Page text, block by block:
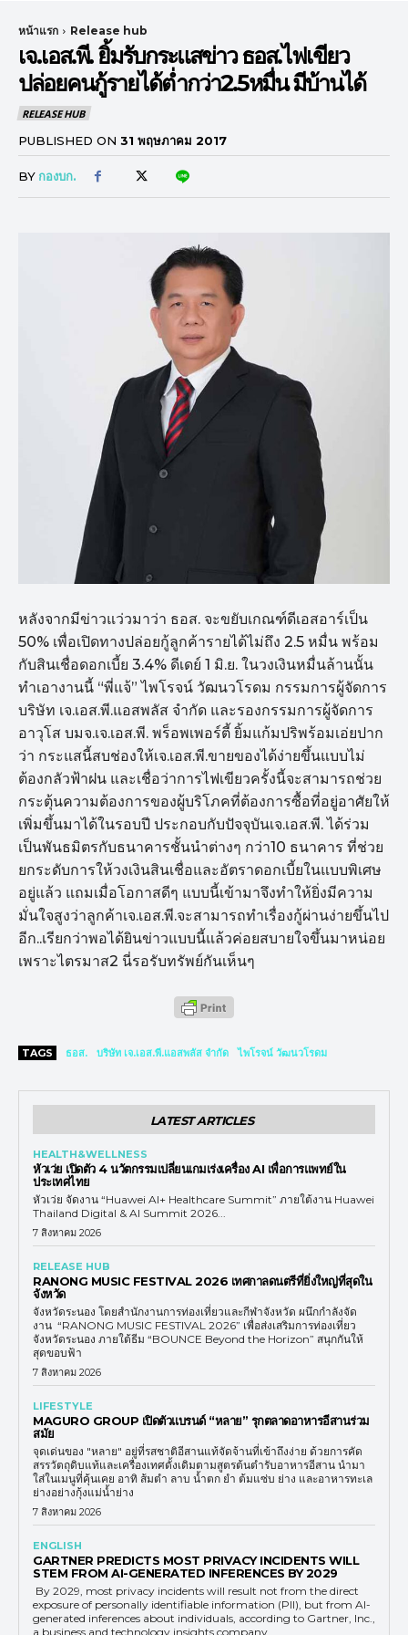
หน้าแรก Release hub
เจ.เอส.พี. ยิ้มรับกระแสข่าว ธอส.ไฟเขียว
ปล่อยคนกู้รายได้ต่ำกว่า2.5หมื่น มีบ้านได้
RELEASE HUB
PUBLISHED ON 31 พฤษภาคม 2017
BY กองบก.
หลังจากมีข่าวแว่วมาว่า ธอส. จะขยับเกณฑ์ดีเอสอาร์เป็น
50% เพื่อเปิดทางปล่อยกู้ลูกค้ารายได้ไม่ถึง 2.5 หมื่น พร้อม
กับสินเชื่อดอกเบี้ย 3.4% ดีเดย์ 1 มิ.ย. ในวงเงินหมื่นล้านนั้น
ทำเอางานนี้ “พี่แจ้” ไพโรจน์ วัฒนวโรดม กรรมการผู้จัดการ
บริษัท เจ.เอส.พี.แอสพลัส จำกัด และรองกรรมการผู้จัดการ
อาวุโส บมจ.เจ.เอส.พี. พร็อพเพอร์ตี้ ยิ้มแก้มปริพร้อมเอ่ยปาก
ว่า กระแสนี้สบช่องให้เจ.เอส.พี.ขายของได้ง่ายขึ้นแบบไม่
ต้องกลัวฟ้าฝน และเชื่อว่าการไฟเขียวครั้งนี้จะสามารถช่วย
กระตุ้นความต้องการของผู้บริโภคที่ต้องการซื้อที่อยู่อาศัยให้
เพิ่มขึ้นมาได้ในรอบปี ประกอบกับปัจจุบันเจ.เอส.พี. ได้ร่วม
เป็นพันธมิตรกับธนาคารชั้นนำต่างๆ กว่า10 ธนาคาร ที่ช่วย
ยกระดับการให้วงเงินสินเชื่อและอัตราดอกเบี้ยในแบบพิเศษ
อยู่แล้ว แถมเมื่อโอกาสดีๆ แบบนี้เข้ามาจึงทำให้ยิ่งมีความ
มั่นใจสูงว่าลูกค้าเจ.เอส.พี.จะสามารถทำเรื่องกู้ผ่านง่ายขึ้นไป
อีก..เรียกว่าพอได้ยินข่าวแบบนี้แล้วค่อยสบายใจขึ้นมาหน่อย
เพราะไตรมาส2 นี่รอรับทรัพย์กันเห็นๆ
TAGS ธอส. บริษัท เจ.เอส.พี.แอสพลัส จำกัด ไพโรจน์ วัฒนวโรดม
LATEST ARTICLES
HEALTH&WELLNESS
หัวเว่ย เปิดตัว 4 นวัตกรรมเปลี่ยนเกมเร่งเครื่อง AI เพื่อการแพทย์ใน
ประเทศไทย
หัวเว่ย จัดงาน “Huawei AI+ Healthcare Summit” ภายใต้งาน Huawei
Thailand Digital & AI Summit 2026...
7 สิงหาคม 2026
RELEASE HUB
RANONG MUSIC FESTIVAL 2026 เทศกาลดนตรีที่ยิ่งใหญ่ที่สุดใน
จังหวัด
จังหวัดระนอง โดยสำนักงานการท่องเที่ยวและกีฬาจังหวัด ผนึกกำลังจัด
งาน “RANONG MUSIC FESTIVAL 2026” เพื่อส่งเสริมการท่องเที่ยว
จังหวัดระนอง ภายใต้ธีม “BOUNCE Beyond the Horizon” สนุกกันให้
สุดขอบฟ้า
7 สิงหาคม 2026
LIFESTYLE
MAGURO GROUP เปิดตัวแบรนด์ “หลาย” รุกตลาดอาหารอีสานร่วม
สมัย
จุดเด่นของ "หลาย" อยู่ที่รสชาติอีสานแท้จัดจ้านที่เข้าถึงง่าย ด้วยการคัด
สรรวัตถุดิบแท้และเครื่องเทศดั้งเดิมตามสูตรต้นตำรับอาหารอีสาน นำมา
ใส่ในเมนูที่คุ้นเคย อาทิ ส้มตำ ลาบ น้ำตก ยำ ต้มแซ่บ ย่าง และอาหารทะเล
ย่างอย่างกุ้งแม่น้ำย่าง
7 สิงหาคม 2026
ENGLISH
GARTNER PREDICTS MOST PRIVACY INCIDENTS WILL
STEM FROM AI-GENERATED INFERENCES BY 2029
By 2029, most privacy incidents will result not from the direct
exposure of personally identifiable information (PII), but from AI-
generated inferences about individuals, according to Gartner, Inc.,
a business and technology insights company.